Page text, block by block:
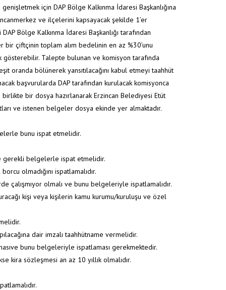
için DAP Bölge Kalkınma İdaresi Başkanlığına
ve ilçelerini kapsayacak şekilde 1’er
Bölge Kalkınma İdaresi Başkanlığı tarafından
çiftçinin toplam alım bedelinin en az %30’unu
Talepte bulunan ve komisyon tarafında
oranda bölünerek yansıtılacağını kabul etmeyi taahhüt
başvurularda DAP tarafından kurulacak komisyonca
bir dosya hazırlanarak Erzincan Belediyesi Etüt
ve istenen belgeler dosya ekinde yer almaktadır.
bunu ispat etmelidir.
gerekli belgelerle ispat etmelidir.
olmadığını ispatlamalıdır.
çalışmıyor olmalı ve bunu belgeleriyle ispatlamalıdır.
kişi veya kişilerin kamu kurumu/kuruluşu ve özel
dair imzalı taahhütname vermelidir.
bunu belgeleriyle ispatlaması gerekmektedir.
kira sözleşmesi an az 10 yıllık olmalıdır.